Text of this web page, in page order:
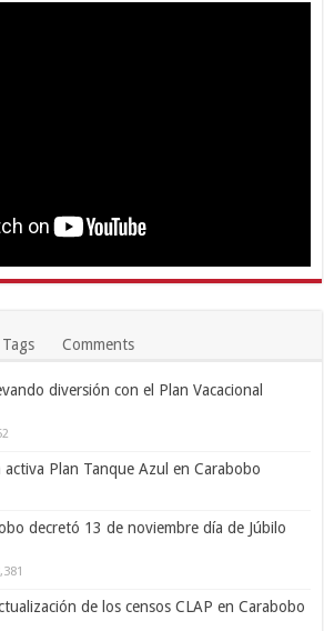
Tags Comments
diversión con el Plan Vacacional
activa Plan Tanque Azul en Carabobo
decretó 13 de noviembre día de Júbilo
de los censos CLAP en Carabobo